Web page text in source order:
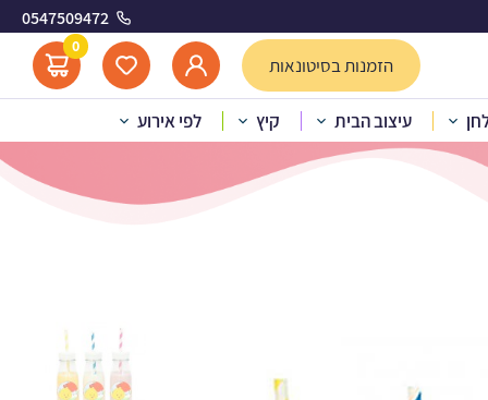
0547509472
הזמנות בסיטונאות
0
עיצוב הבית קיץ לפי אירוע לעיצוב לולי